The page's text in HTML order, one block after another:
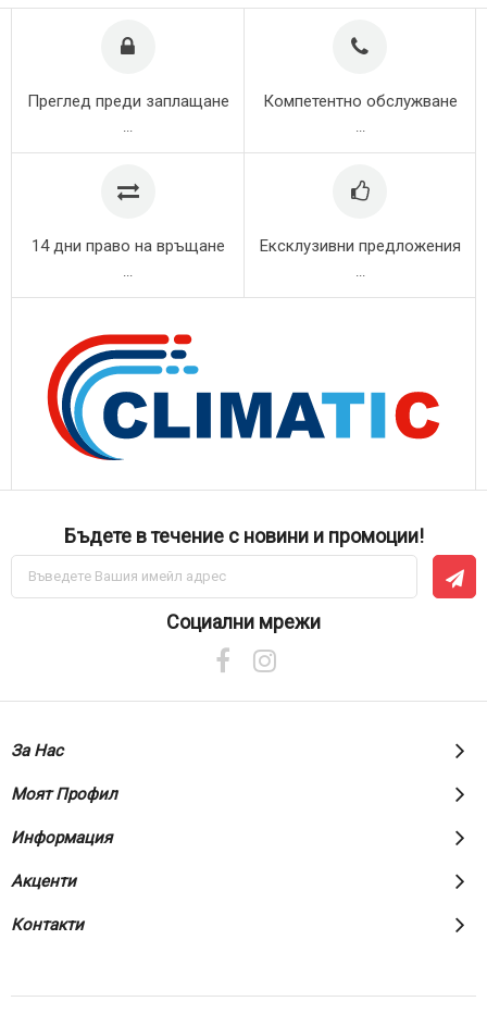
Преглед преди заплащане Компетентно обслужване
14 дни право на връщане Ексклузивни предложения
Бъдете в течение с новини и промоции!
Абонирай
за
Социални мрежи
За Нас
Моят Профил
Информация
Акценти
Контакти